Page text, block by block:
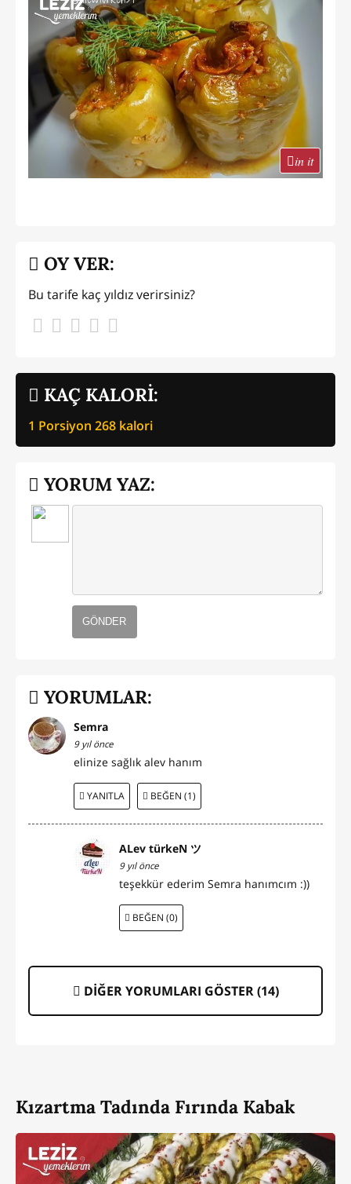
in it
KAÇ KALORİ:
1 Porsiyon 268 kalori
OY VER:
Bu tarife kaç yıldız verirsiniz?
YORUM YAZ:
GÖNDER
YORUMLAR:
Semra
9 yıl önce
elinize sağlık alev hanım
YANITLA BEĞEN (1)
ALev türkeN ツ
9 yıl önce
teşekkür ederim Semra hanımcım :))
BEĞEN (0)
DİĞER YORUMLARI GÖSTER (14)
Kızartma Tadında Fırında Kabak